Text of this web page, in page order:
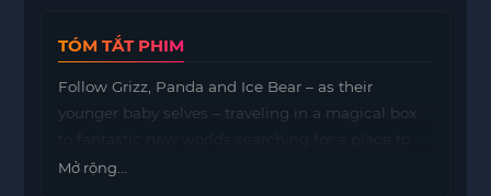
TÓM TẮT PHIM
Follow Grizz, Panda and Ice Bear – as their
younger baby selves – traveling in a magical box
call home. Along the way, they meet new friends,
Mở rộng...